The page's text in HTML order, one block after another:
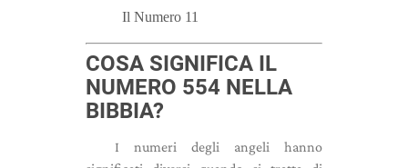
Il Numero 11
COSA SIGNIFICA IL
NUMERO 554 NELLA
BIBBIA?
I numeri degli angeli hanno